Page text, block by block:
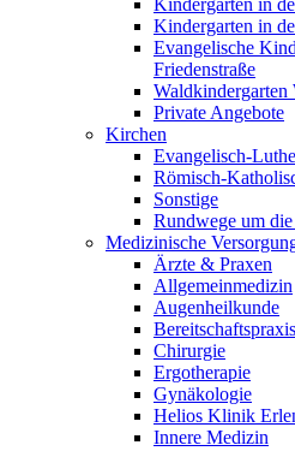
Kindergarten in
Kindergarten in
Evangelische
Friedenstraße
Waldkindergarten
Private Angebote
Kirchen
Evangelisch-
Römisch-
Sonstige
Rundwege um
Medizinische
Ärzte & Praxen
Allgemeinmedizin
Augenheilkunde
Chirurgie
Ergotherapie
Gynäkologie
Helios Klinik
Innere Medizin